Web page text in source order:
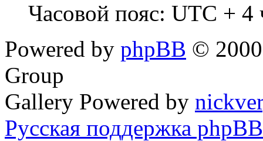
Часовой пояс: UTC + 4
Powered by phpBB ©
Group
Gallery Powered by
Русская поддержка phpBB